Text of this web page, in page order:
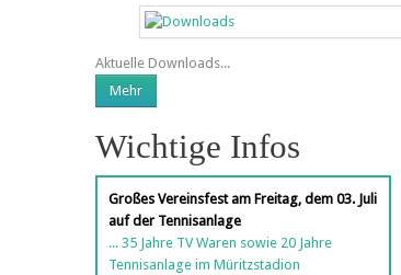
Aktuelle Downloads...
Mehr
Wichtige Infos
Großes Vereinsfest am Freitag, dem 03. Juli
auf der Tennisanlage
... 35 Jahre TV Waren sowie 20 Jahre
Tennisanlage im Müritzstadion